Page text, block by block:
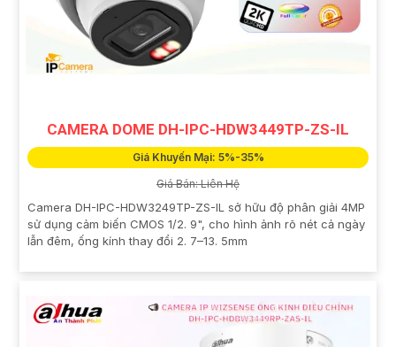
CAMERA DOME DH-IPC-HDW3449TP-ZS-IL
Giá Khuyến Mại: 5%-35%
Giá Bán: Liên Hệ
Camera DH-IPC-HDW3249TP-ZS-IL sở hữu độ phân giải 4MP
sử dụng cảm biến CMOS 1/2. 9", cho hình ảnh rõ nét cả ngày
lẫn đêm, ống kính thay đổi 2. 7–13. 5mm